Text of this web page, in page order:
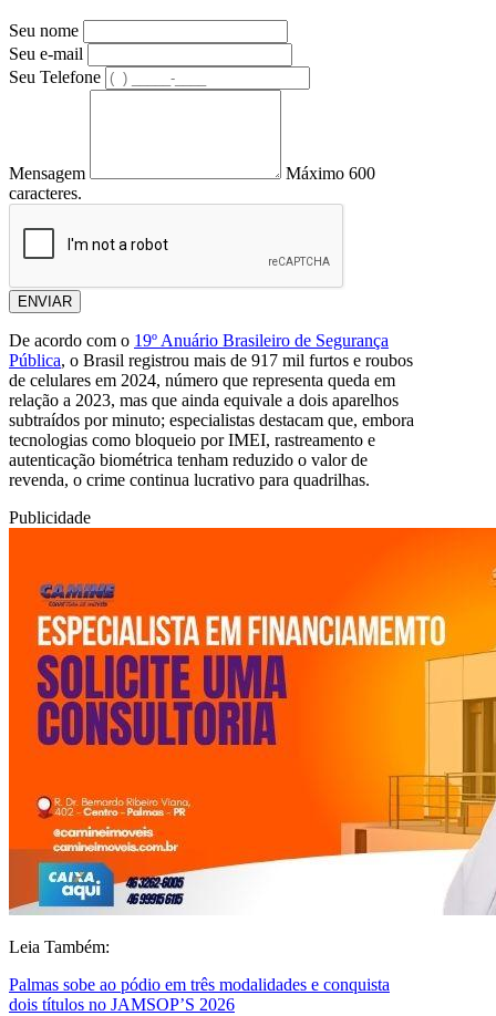
Seu nome
Seu e-mail
Seu Telefone
Mensagem
Máximo 600
caracteres.
ENVIAR
De acordo com o 19º Anuário Brasileiro de Segurança
Pública, o Brasil registrou mais de 917 mil furtos e roubos
de celulares em 2024, número que representa queda em
relação a 2023, mas que ainda equivale a dois aparelhos
subtraídos por minuto; especialistas destacam que, embora
tecnologias como bloqueio por IMEI, rastreamento e
autenticação biométrica tenham reduzido o valor de
revenda, o crime continua lucrativo para quadrilhas.
Publicidade
Leia Também:
Palmas sobe ao pódio em três modalidades e conquista
dois títulos no JAMSOP’S 2026